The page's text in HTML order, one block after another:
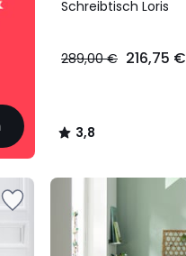
Schreibtisch Loris
289,00 € 216,75 €
/ 5
3,8
/